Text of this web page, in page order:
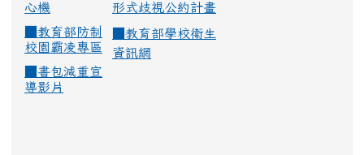
心機
形式歧視公約計畫
教育部防制
校園霸凌專區
教育部學校衛生
資訊網
書包減重宣
導影片